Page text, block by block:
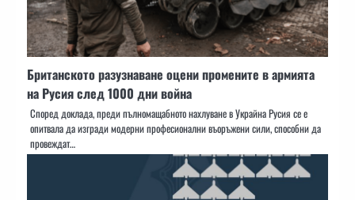
Британското разузнаване оцени промените в армията
на Русия след 1000 дни война
Според доклада, преди пълномащабното нахлуване в Украйна Русия се е
опитвала да изгради модерни професионални въоръжени сили, способни да
провеждат…